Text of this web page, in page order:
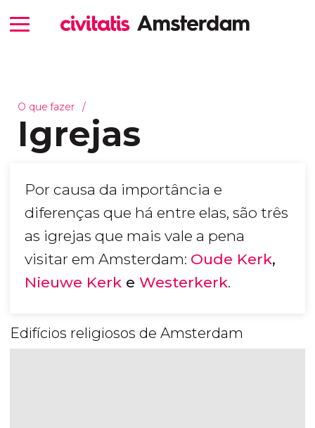
O que fazer
Igrejas
Por causa da importância e
diferenças que há entre elas, são três
as igrejas que mais vale a pena
visitar em Amsterdam: Oude Kerk,
Nieuwe Kerk e Westerkerk.
Edifícios religiosos de Amsterdam